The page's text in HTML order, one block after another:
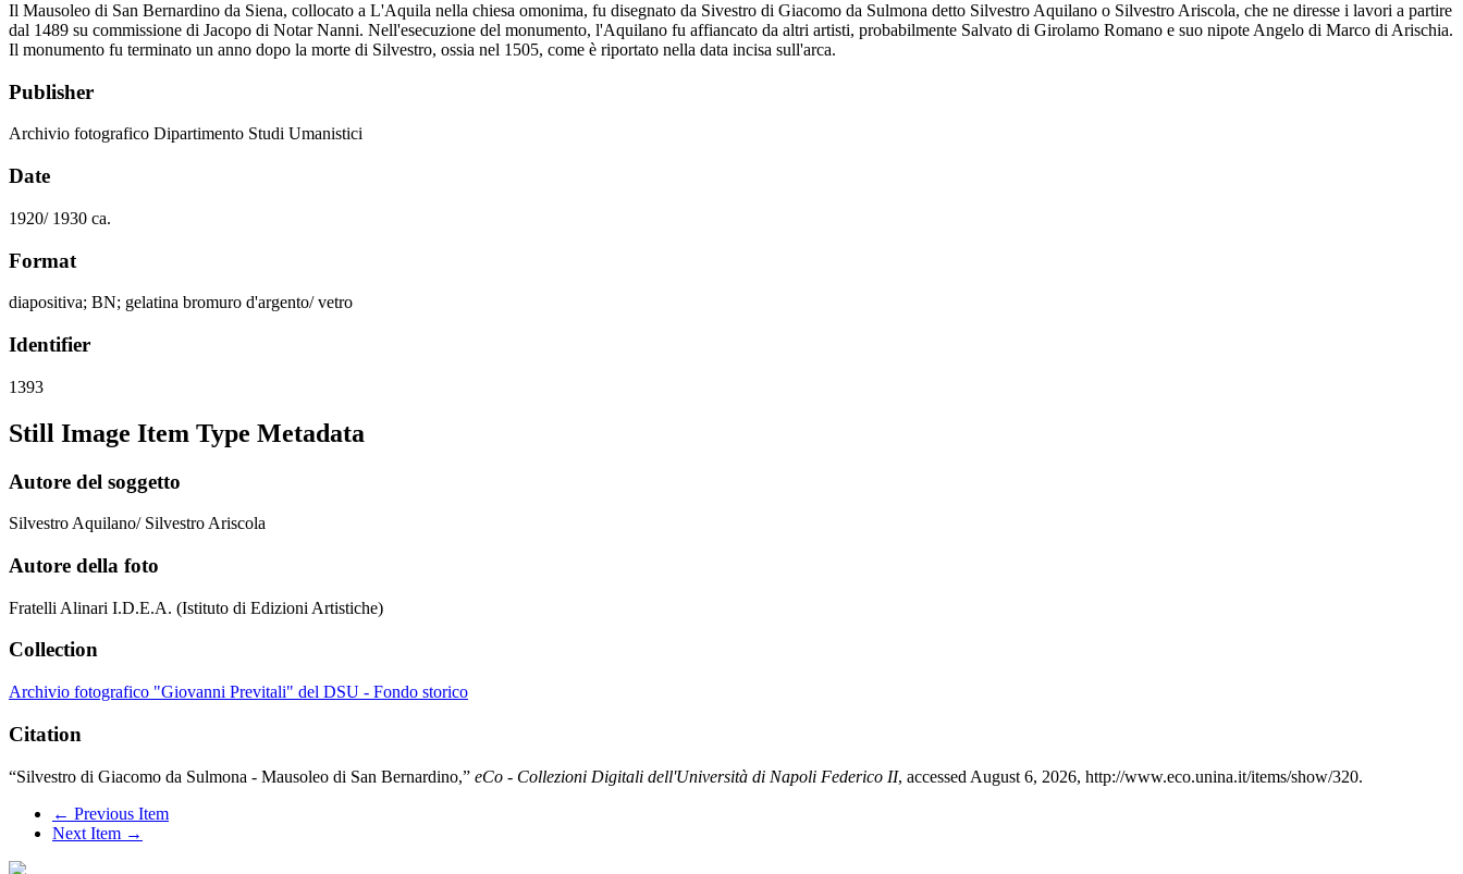
Il Mausoleo di San Bernardino da Siena, collocato a L'Aquila nella chiesa omonima, fu disegnato da Sivestro di Giacomo da Sulmona detto Silvestro Aquilano o Silvestro Ariscola, che ne diresse i lavori a partire
dal 1489 su commissione di Jacopo di Notar Nanni. Nell'esecuzione del monumento, l'Aquilano fu affiancato da altri artisti, probabilmente Salvato di Girolamo Romano e suo nipote Angelo di Marco di Arischia.
Il monumento fu terminato un anno dopo la morte di Silvestro, ossia nel 1505, come è riportato nella data incisa sull'arca.
Publisher
Archivio fotografico Dipartimento Studi Umanistici
Date
1920/ 1930 ca.
Format
diapositiva; BN; gelatina bromuro d'argento/ vetro
Identifier
1393
Still Image Item Type Metadata
Autore del soggetto
Silvestro Aquilano/ Silvestro Ariscola
Autore della foto
Fratelli Alinari I.D.E.A. (Istituto di Edizioni Artistiche)
Collection
Archivio fotografico "Giovanni Previtali" del DSU - Fondo storico
Citation
“Silvestro di Giacomo da Sulmona - Mausoleo di San Bernardino,” eCo - Collezioni Digitali dell'Università di Napoli Federico II, accessed August 6, 2026, http://www.eco.unina.it/items/show/320.
← Previous Item
Next Item →